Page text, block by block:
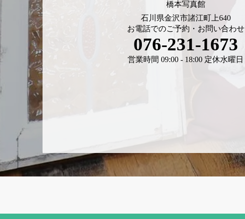
橋本写真館
石川県金沢市諸江町上640
お電話でのご予約・お問い合わせ
076-231-1673
営業時間 09:00 - 18:00 定休水曜日